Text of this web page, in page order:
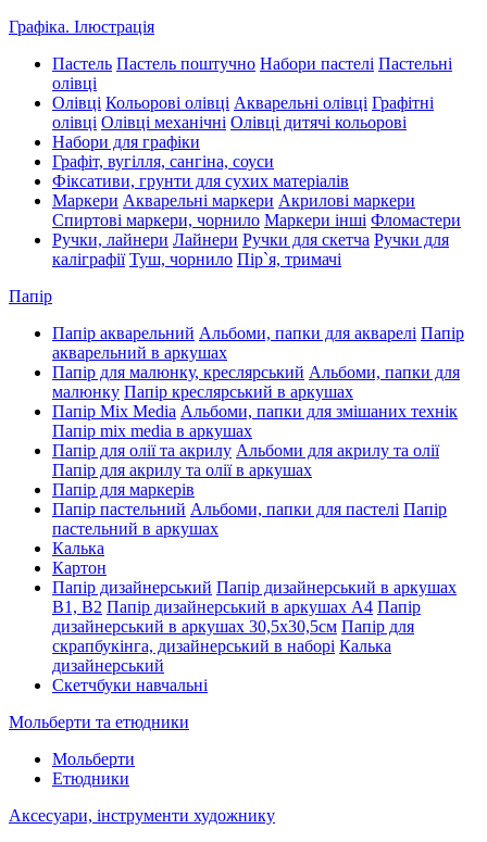
Графіка. Ілюстрація
Пастель Пастель поштучно Набори пастелі Пастельні
олівці
Олівці Кольорові олівці Акварельні олівці Графітні
олівці Олівці механічні Олівці дитячі кольорові
Набори для графіки
Графіт, вугілля, сангіна, соуси
Фіксативи, грунти для сухих матеріалів
Маркери Акварельні маркери Акрилові маркери
Спиртові маркери, чорнило Маркери інші Фломастери
Ручки, лайнери Лайнери Ручки для скетча Ручки для
каліграфії Туш, чорнило Пір`я, тримачі
Папір
Папір акварельний Альбоми, папки для акварелі Папір
акварельний в аркушах
Папір для малюнку, креслярський Альбоми, папки для
малюнку Папір креслярський в аркушах
Папір Mix Media Альбоми, папки для змішаних технік
Папір mix media в аркушах
Папір для олії та акрилу Альбоми для акрилу та олії
Папір для акрилу та олії в аркушах
Папір для маркерів
Папір пастельний Альбоми, папки для пастелі Папір
пастельний в аркушах
Калька
Картон
Папір дизайнерський Папір дизайнерський в аркушах
В1, В2 Папір дизайнерський в аркушах А4 Папір
дизайнерський в аркушах 30,5х30,5см Папір для
скрапбукінга, дизайнерський в наборі Калька
дизайнерський
Скетчбуки навчальні
Мольберти та етюдники
Мольберти
Етюдники
Аксесуари, інструменти художнику